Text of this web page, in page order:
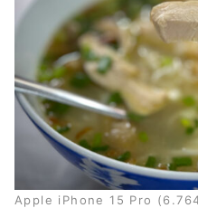
Apple iPhone 15 Pro